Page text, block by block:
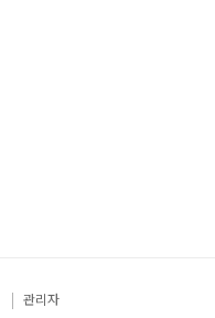
관리자